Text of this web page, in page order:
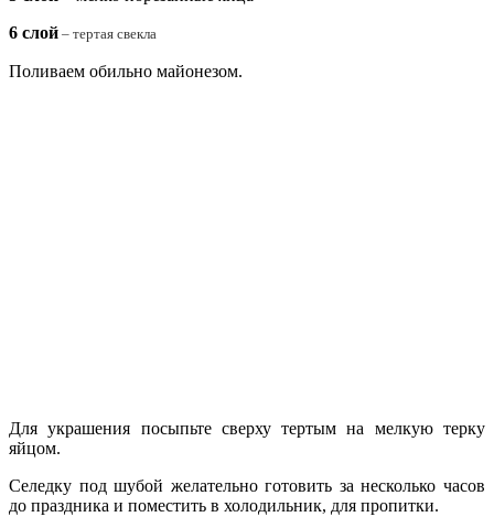
6 слой – тертая свекла
Поливаем обильно майонезом.
Для украшения посыпьте сверху тертым на мелкую терку
яйцом.
Селедку под шубой желательно готовить за несколько часов
до праздника и поместить в холодильник, для пропитки.